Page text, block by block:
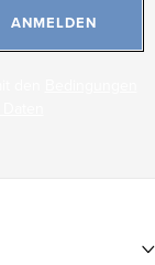
ANMELDEN